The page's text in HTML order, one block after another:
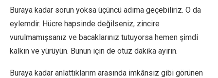
Buraya kadar sorun yoksa üçüncü adıma geçebiliriz. O da
eylemdir. Hücre hapsinde değilseniz, zincire
vurulmamışsanız ve bacaklarınız tutuyorsa hemen şimdi
kalkın ve yürüyün. Bunun için de otuz dakika ayırın.
Buraya kadar anlattıklarım arasında imkânsız gibi görünen